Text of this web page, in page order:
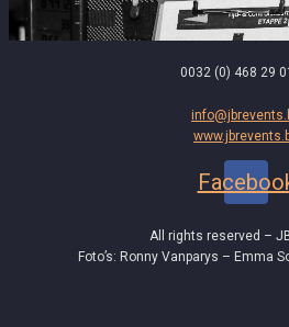
0032 (0) 468 29
All rights reserved –
Foto’s: Ronny Vanparys – Emma